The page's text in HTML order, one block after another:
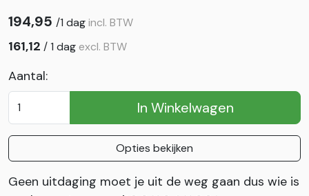
194,95 /1 dagincl. BTW
161,12 /1 dag excl. BTW
Aantal:
In Winkelwagen
Opties bekijken
Geen uitdaging moet je uit de weg gaan dus wie is